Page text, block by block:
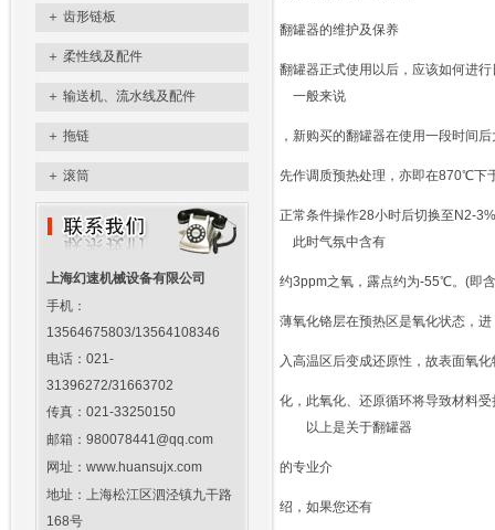
＋ 齿形链板
＋ 柔性线及配件
＋ 输送机、流水线及配件
＋ 拖链
＋ 滚筒
上海幻速机械设备有限公司
手机：
13564675803/13564108346
电话：021-
31396272/31663702
传真：021-33250150
邮箱：980078441@qq.com
网址：www.huansujx.com
地址：上海松江区泗泾镇九干路
168号
翻罐器的维护及保养
翻罐器正式使用以后，应该如何进
一般来说
，新购买的翻罐器在使用一段时间
先作调质预热处理，亦即在870℃下
正常条件操作28小时后切换至N2-
此时气氛中含有
约3ppm之氧，露点约为-55℃。(即
薄氧化铬层在预热区是氧化状态，进
入高温区后变成还原性，故表面氧
化，此氧化、还原循环将导致材料受
以上是关于翻罐器
的专业介
绍，如果您还有